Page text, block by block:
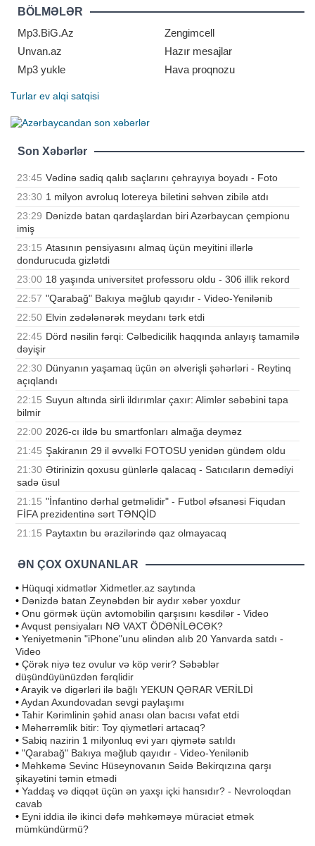
səhnədəki "Evlənmək ağıl
xəstələrinin işidir, evlənmək üçün
dəli olmaq lazımdır" sözləri tənqid
olunub
BÖLMƏLƏR
Mp3.BiG.Az
Zengimcell
Unvan.az
Hazır mesajlar
Mp3 yukle
Hava proqnozu
Turlar ev alqi satqisi
Son Xəbərlər
23:45 Vədinə sadiq qalıb saçlarını çəhrayıya boyadı - Foto
23:30 1 milyon avroluq lotereya biletini səhvən zibilə atdı
23:29 Dənizdə batan qardaşlardan biri Azərbaycan çempionu
imiş
23:15 Atasının pensiyasını almaq üçün meyitini illərlə
dondurucuda gizlətdi
23:00 18 yaşında universitet professoru oldu - 306 illik rekord
22:57 "Qarabağ" Bakıya məğlub qayıdır - Video-Yenilənib
22:50 Elvin zədələnərək meydanı tərk etdi
22:45 Dörd nəsilin fərqi: Cəlbedicilik haqqında anlayış tamamilə
dəyişir
22:30 Dünyanın yaşamaq üçün ən əlverişli şəhərləri - Reytinq
açıqlandı
22:15 Suyun altında sirli ildırımlar çaxır: Alimlər səbəbini tapa
bilmir
22:00 2026-cı ildə bu smartfonları almağa dəyməz
21:45 Şakiranın 29 il əvvəlki FOTOSU yenidən gündəm oldu
21:30 Ətirinizin qoxusu günlərlə qalacaq - Satıcıların demədiyi
sadə üsul
21:15 "İnfantino dərhal getməlidir" - Futbol əfsanəsi Fiqudan
FİFA prezidentinə sərt TƏNQİD
21:15 Paytaxtın bu ərazilərində qaz olmayacaq
ƏN ÇOX OXUNANLAR
• Hüquqi xidmətlər Xidmetler.az saytında
• Dənizdə batan Zeynəbdən bir aydır xəbər yoxdur
• Onu görmək üçün avtomobilin qarşısını kəsdilər - Video
•Avqust pensiyaları NƏ VAXT ÖDƏNİLƏCƏK?
• Yeniyetmənin "iPhone"unu əlindən alıb 20 Yanvarda satdı -
Video
• Çörək niyə tez ovulur və köp verir? Səbəblər
düşündüyünüzdən fərqlidir
•Arayik və digərləri ilə bağlı YEKUN QƏRAR VERİLDİ
•Aydan Axundovadan sevgi paylaşımı
• Tahir Kərimlinin şəhid anası olan bacısı vəfat etdi
• Məhərrəmlik bitir: Toy qiymətləri artacaq?
• Sabiq nazirin 1 milyonluq evi yarı qiymətə satıldı
• "Qarabağ" Bakıya məğlub qayıdır - Video-Yenilənib
• Məhkəmə Sevinc Hüseynovanın Səidə Bəkirqızına qarşı
şikayətini təmin etmədi
• Yaddaş və diqqət üçün ən yaxşı içki hansıdır? - Nevroloqdan
cavab
• Eyni iddia ilə ikinci dəfə məhkəməyə müraciət etmək
mümkündürmü?